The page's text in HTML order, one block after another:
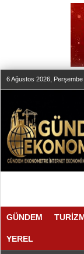
6 Ağustos 2026,
GÜNDEM
YEREL